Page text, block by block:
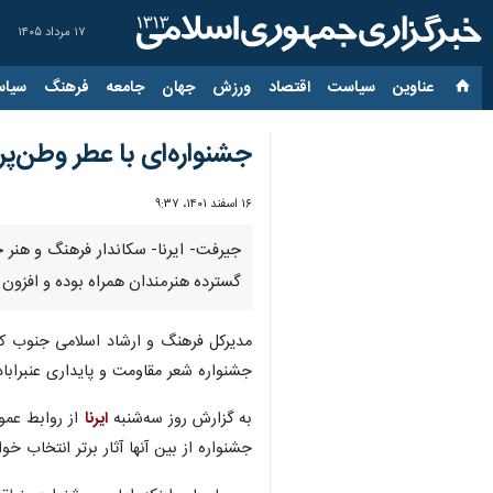
۱۷ مرداد ۱۴۰۵
عناوین‌ سیاست اقتصاد ورزش جهان جامعه فرهنگ
جشنواره‌ای با عطر
۱۶ اسفند ۱۴۰۱، ۹:۳۷